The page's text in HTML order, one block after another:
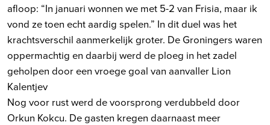
afloop: “In januari wonnen we met 5-2 van Frisia, maar ik
vond ze toen echt aardig spelen.” In dit duel was het
krachtsverschil aanmerkelijk groter. De Groningers waren
oppermachtig en daarbij werd de ploeg in het zadel
geholpen door een vroege goal van aanvaller Lion
Kalentjev
Nog voor rust werd de voorsprong verdubbeld door
Orkun Kokcu. De gasten kregen daarnaast meer